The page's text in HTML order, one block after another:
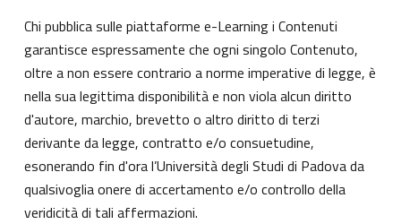
Chi pubblica sulle piattaforme e-Learning i Contenuti
garantisce espressamente che ogni singolo Contenuto,
oltre a non essere contrario a norme imperative di legge, è
nella sua legittima disponibilità e non viola alcun diritto
d'autore, marchio, brevetto o altro diritto di terzi
derivante da legge, contratto e/o consuetudine,
esonerando fin d'ora l’Università degli Studi di Padova da
qualsivoglia onere di accertamento e/o controllo della
veridicità di tali affermazioni.